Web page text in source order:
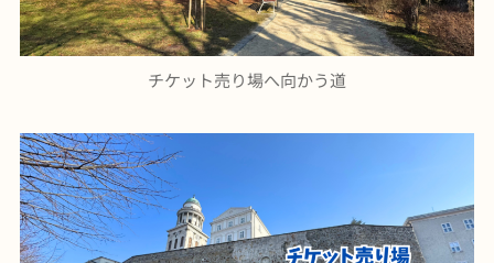
チケット売り場へ向かう道